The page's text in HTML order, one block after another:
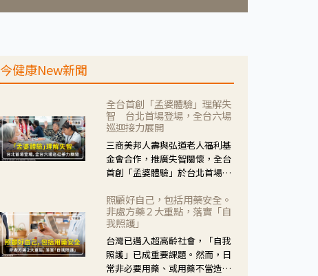
今健康New新聞
全台首創「孟婆體驗」理解失
智 台北首場登場，全台六場
巡迴接力展開
三商美邦人壽與弘道老人福利基
金會合作，推廣失智關懷，全台
首創「孟婆體驗」於台北首場實
模式，用結合情境互動等豐富活
動，將抽象的失智轉化為可感
受、可討論的生活情境，並引導
民眾在家人開始出現改變時，以
理解取代責備、以耐心回應不
安。
照顧好自己，包括用藥安全。
非處方藥２大重點，落實「自
我照護」
台灣已邁入超高齡社會，「自我
照護」已成重要課題。然而，日
常非必要用藥、或用藥不當造成